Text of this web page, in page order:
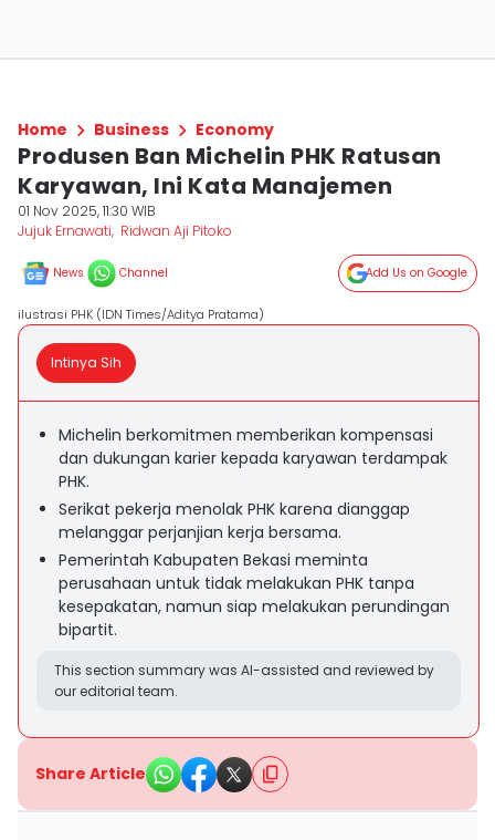
Home Business Economy
Produsen Ban Michelin PHK Ratusan
Karyawan, Ini Kata Manajemen
01 Nov 2025, 11:30 WIB
Jujuk Ernawati, Ridwan Aji Pitoko
News Channel Add Us on Google
ilustrasi PHK (IDN Times/Aditya Pratama)
Intinya Sih
Michelin berkomitmen memberikan kompensasi
dan dukungan karier kepada karyawan terdampak
PHK.
Serikat pekerja menolak PHK karena dianggap
melanggar perjanjian kerja bersama.
Pemerintah Kabupaten Bekasi meminta
perusahaan untuk tidak melakukan PHK tanpa
kesepakatan, namun siap melakukan perundingan
bipartit.
This section summary was AI-assisted and reviewed by
our editorial team.
Share Article